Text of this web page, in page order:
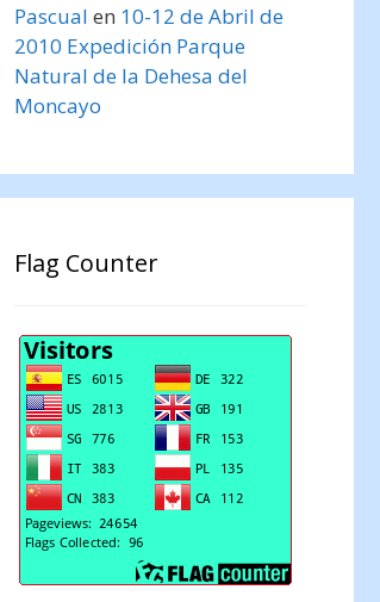
Pascual en 10-12 de Abril de
2010 Expedición Parque
Natural de la Dehesa del
Moncayo
Flag Counter